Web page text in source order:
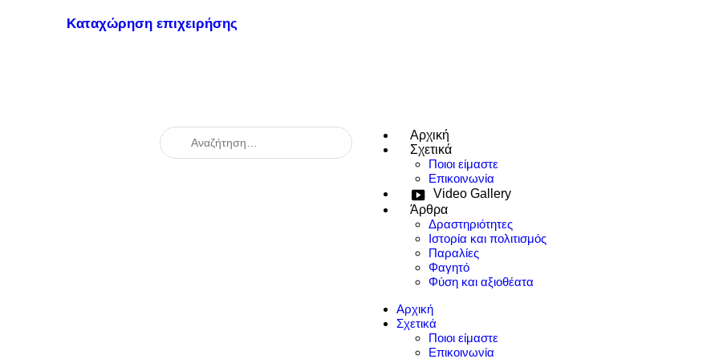
Καταχώρηση επιχειρήσης
When autocomplete results are available use up and down arrows to review and enter to go to the desired
Αρχική
Σχετικά
Ποιοι είμαστε
Επικοινωνία
Video Gallery
Άρθρα
Δραστηριότητες
Ιστορία και πολιτισμός
Παραλίες
Φαγητό
Φύση και αξιοθέατα
Αρχική
Σχετικά
Ποιοι είμαστε
Επικοινωνία